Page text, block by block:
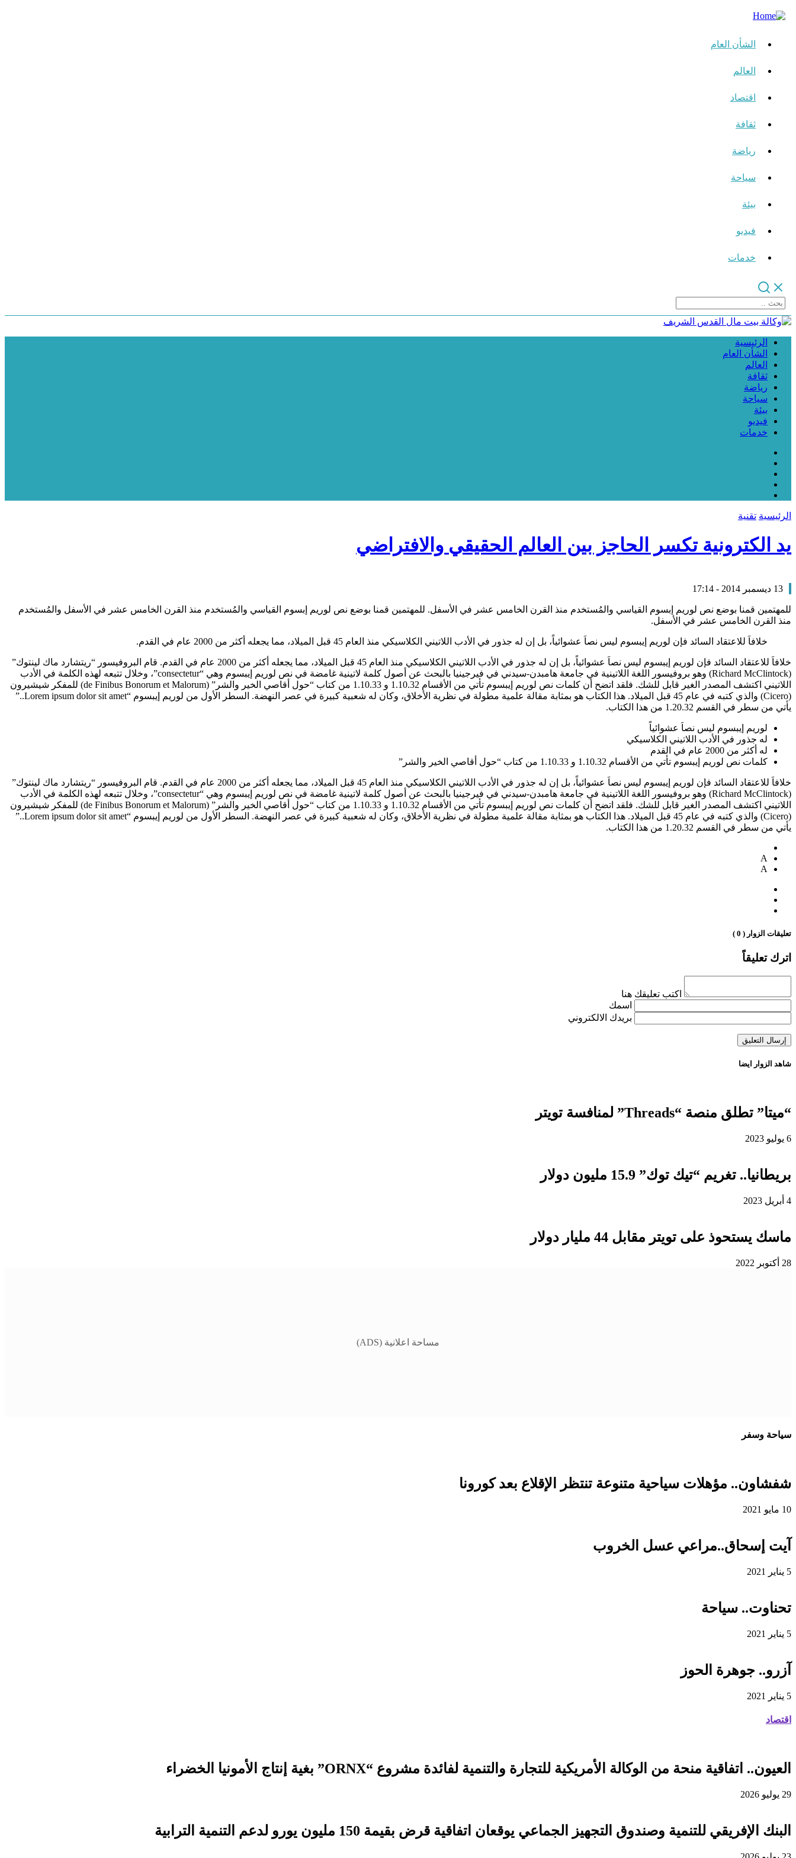
الشأن العام
العالم
اقتصاد
ثقافة
رياضة
سياحة
بيئة
فيديو
خدمات
الرئيسية
الشأن العام
العالم
ثقافة
رياضة
سياحة
بيئة
فيديو
خدمات
الرئيسية تقنية
يد الكترونية تكسر الحاجز بين العالم الحقيقي والافتراضي
13 ديسمبر 2014 - 17:14
للمهتمين قمنا بوضع نص لوريم إبسوم القياسي والمُستخدم منذ القرن الخامس عشر في الأسفل. للمهتمين قمنا بوضع نص لوريم إبسوم القياسي والمُستخدم منذ القرن الخامس عشر في الأسفل والمُستخدم
منذ القرن الخامس عشر في الأسفل.
خلافاَ للاعتقاد السائد فإن لوريم إيبسوم ليس نصاَ عشوائياً، بل إن له جذور في الأدب اللاتيني الكلاسيكي منذ العام 45 قبل الميلاد، مما يجعله أكثر من 2000 عام في القدم.
خلافاَ للاعتقاد السائد فإن لوريم إيبسوم ليس نصاَ عشوائياً، بل إن له جذور في الأدب اللاتيني الكلاسيكي منذ العام 45 قبل الميلاد، مما يجعله أكثر من 2000 عام في القدم. قام البروفيسور “ريتشارد ماك لينتوك”
(Richard McClintock) وهو بروفيسور اللغة اللاتينية في جامعة هامبدن-سيدني في فيرجينيا بالبحث عن أصول كلمة لاتينية غامضة في نص لوريم إيبسوم وهي “consectetur”، وخلال تتبعه لهذه الكلمة في الأدب
اللاتيني اكتشف المصدر الغير قابل للشك. فلقد اتضح أن كلمات نص لوريم إيبسوم تأتي من الأقسام 1.10.32 و 1.10.33 من كتاب “حول أقاصي الخير والشر” (de Finibus Bonorum et Malorum) للمفكر شيشيرون
(Cicero) والذي كتبه في عام 45 قبل الميلاد. هذا الكتاب هو بمثابة مقالة علمية مطولة في نظرية الأخلاق، وكان له شعبية كبيرة في عصر النهضة. السطر الأول من لوريم إيبسوم “Lorem ipsum dolor sit amet..”
يأتي من سطر في القسم 1.20.32 من هذا الكتاب.
لوريم إيبسوم ليس نصاَ عشوائياً
له جذور في الأدب اللاتيني الكلاسيكي
له أكثر من 2000 عام في القدم
كلمات نص لوريم إيبسوم تأتي من الأقسام 1.10.32 و 1.10.33 من كتاب “حول أقاصي الخير والشر”
خلافاَ للاعتقاد السائد فإن لوريم إيبسوم ليس نصاَ عشوائياً، بل إن له جذور في الأدب اللاتيني الكلاسيكي منذ العام 45 قبل الميلاد، مما يجعله أكثر من 2000 عام في القدم. قام البروفيسور “ريتشارد ماك لينتوك”
(Richard McClintock) وهو بروفيسور اللغة اللاتينية في جامعة هامبدن-سيدني في فيرجينيا بالبحث عن أصول كلمة لاتينية غامضة في نص لوريم إيبسوم وهي “consectetur”، وخلال تتبعه لهذه الكلمة في الأدب
اللاتيني اكتشف المصدر الغير قابل للشك. فلقد اتضح أن كلمات نص لوريم إيبسوم تأتي من الأقسام 1.10.32 و 1.10.33 من كتاب “حول أقاصي الخير والشر” (de Finibus Bonorum et Malorum) للمفكر شيشيرون
(Cicero) والذي كتبه في عام 45 قبل الميلاد. هذا الكتاب هو بمثابة مقالة علمية مطولة في نظرية الأخلاق، وكان له شعبية كبيرة في عصر النهضة. السطر الأول من لوريم إيبسوم “Lorem ipsum dolor sit amet..”
يأتي من سطر في القسم 1.20.32 من هذا الكتاب.
A
A
تعليقات الزوار ( 0 )
اترك تعليقاً
اكتب تعليقك هنا
اسمك
بريدك الالكتروني
شاهد الزوار ايضا
“ميتا” تطلق منصة “Threads” لمنافسة تويتر
6 يوليو 2023
بريطانيا.. تغريم “تيك توك” 15.9 مليون دولار
4 أبريل 2023
ماسك يستحوذ على تويتر مقابل 44 مليار دولار
28 أكتوبر 2022
مساحة اعلانية (ADS)
سياحة وسفر
شفشاون.. مؤهلات سياحية متنوعة تنتظر الإقلاع بعد كورونا
10 مايو 2021
آيت إسحاق..مراعي عسل الخروب
5 يناير 2021
تحناوت.. سياحة
5 يناير 2021
آزرو.. جوهرة الحوز
5 يناير 2021
اقتصاد
العيون.. اتفاقية منحة من الوكالة الأمريكية للتجارة والتنمية لفائدة مشروع “ORNX” بغية إنتاج الأمونيا الخضراء
29 يوليو 2026
البنك الإفريقي للتنمية وصندوق التجهيز الجماعي يوقعان اتفاقية قرض بقيمة 150 مليون يورو لدعم التنمية الترابية